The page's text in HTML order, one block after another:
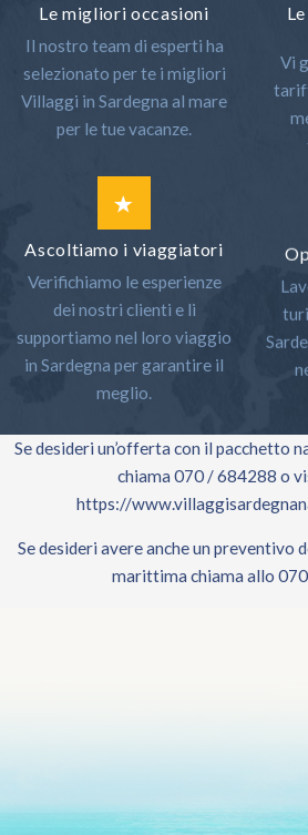
Le migliori occasioni
Il nostro team di esperti ha
selezionato per te i migliori
Villaggi in Sardegna al mare
per le tue vacanze.
Vi
Ascoltiamo i viaggiatori
Verifichiamo le esperienze
dei nostri clienti e li
supportiamo nel loro viaggio
in Sardegna per garantire il
meglio.
Se desideri un’offerta con il pacchetto
chiama 070 / 684288 o
https://
Se desideri avere anche un preventivo
marittima chiama allo